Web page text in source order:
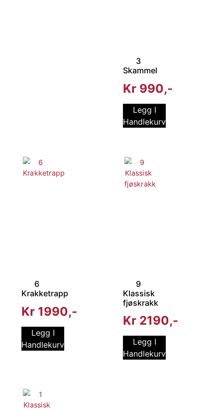
3
Skammel
Kr 990
Legg I
Handlekurv
6
Krakketrapp
Kr 1990
Legg I
Handlekurv
9
Klassisk
fjøskrakk
Kr 2190
Legg I
Handlekurv